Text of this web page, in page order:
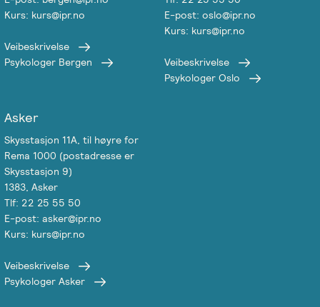
Salgsbetingelser
Kursbevis
-
Kurs: kurs@ipr.no
Veibeskrivelse
Psykologer Bergen
E-post: oslo@ipr.no
Kurs: kurs@ipr.no
Veibeskrivelse
Psykologer Oslo
Asker
Skysstasjon 11A, til høyre for
Rema 1000 (postadresse er
Skysstasjon 9)
1383, Asker
Tlf: 22 25 55 50
E-post: asker@ipr.no
Kurs: kurs@ipr.no
Veibeskrivelse
Psykologer Asker